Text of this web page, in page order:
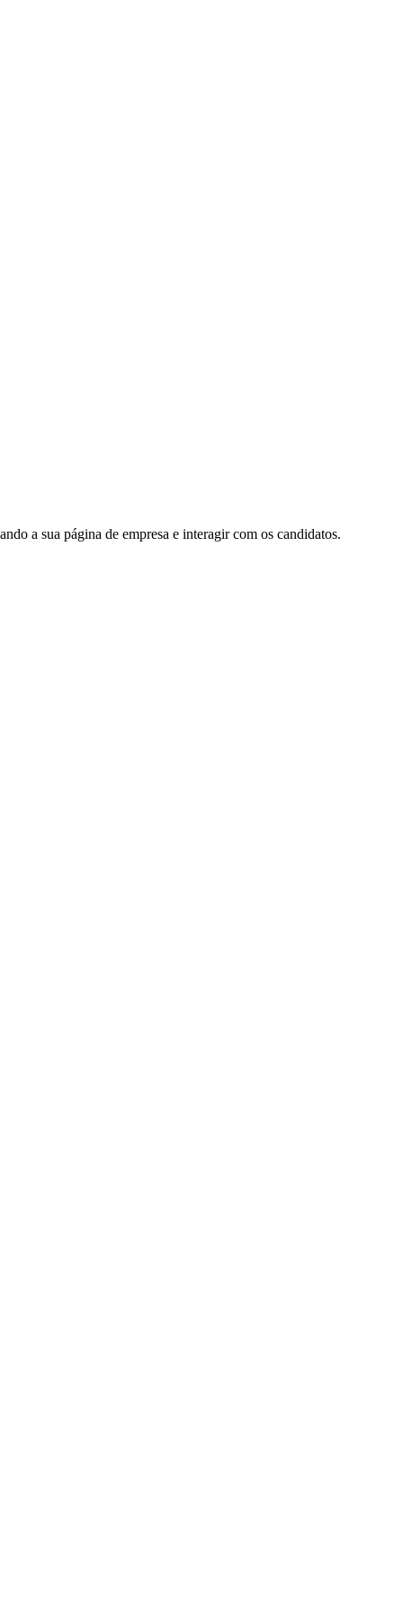
a sua página de empresa e interagir com os candidatos.